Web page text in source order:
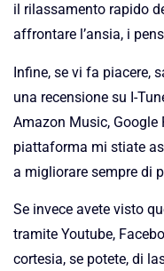
il rilassamento rapido
affrontare l’ansia, i
Infine, se vi fa piacere,
una recensione su I-
Amazon Music,
piattaforma mi stiate
a migliorare sempre di
Se invece avete visto
tramite Youtube,
cortesia, se potete, di